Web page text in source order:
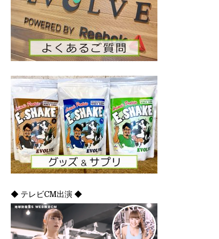
◆ テレビCM出演 ◆